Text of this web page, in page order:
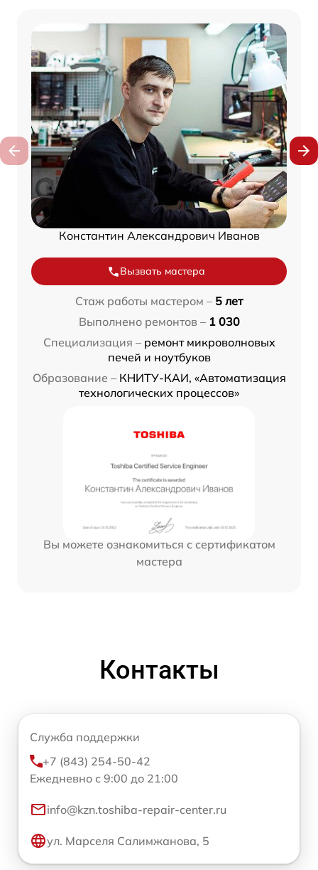
Константин Александрович Иванов
Вызвать мастера
Стаж работы мастером – 5 лет
Выполнено ремонтов – 1 030
Специализация – ремонт микроволновых
печей и ноутбуков
Образование – КНИТУ-КАИ, «Автоматизация
технологических процессов»
Вы можете ознакомиться с сертификатом
мастера
Контакты
Служба поддержки
+7 (843) 254-50-42
Ежедневно с 9:00 до 21:00
info@kzn.toshiba-repair-center.ru
ул. Марселя Салимжанова, 5